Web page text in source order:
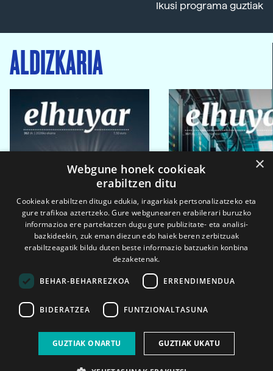
Ikusi programa guztiak
ALDIZKARIA
2026ko eka. 1a 2026ko mar. 1a
×
Webgune honek cookieak
erabiltzen ditu
Cookieak erabiltzen ditugu edukia, iragarkiak pertsonalizatzeko eta
gure trafikoa aztertzeko. Gure webgunearen erabilerari buruzko
informazioa ere partekatzen dugu gure publizitate- eta analisi-
bazkideekin, zuk eman diezun edo haiek beren zerbitzuak
erabiltzeagatik bildu duten beste informazio batzuekin konbina
dezaketenak.
BEHAR-BEHARREZKOA ERRENDIMENDUA
BIDERATZEA FUNTZIONALTASUNA
GUZTIAK ONARTU GUZTIAK UKATU